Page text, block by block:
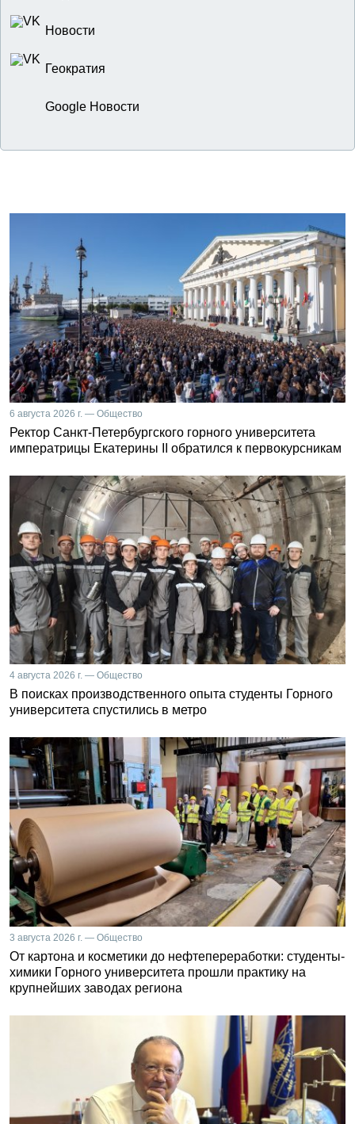
Новости
Геократия
Google Новости
6 августа 2026 г. — Общество
Ректор Санкт-Петербургского горного университета
императрицы Екатерины II обратился к первокурсникам
4 августа 2026 г. — Общество
В поисках производственного опыта студенты Горного
университета спустились в метро
3 августа 2026 г. — Общество
От картона и косметики до нефтепереработки: студенты-
химики Горного университета прошли практику на
крупнейших заводах региона